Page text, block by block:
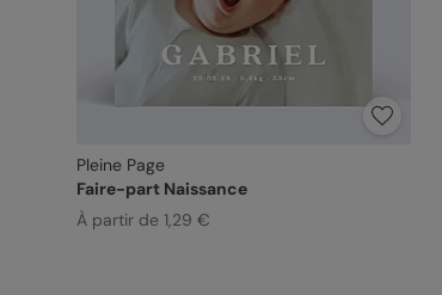
Pleine Page
Faire-part Naissance
À partir de 1,29 €